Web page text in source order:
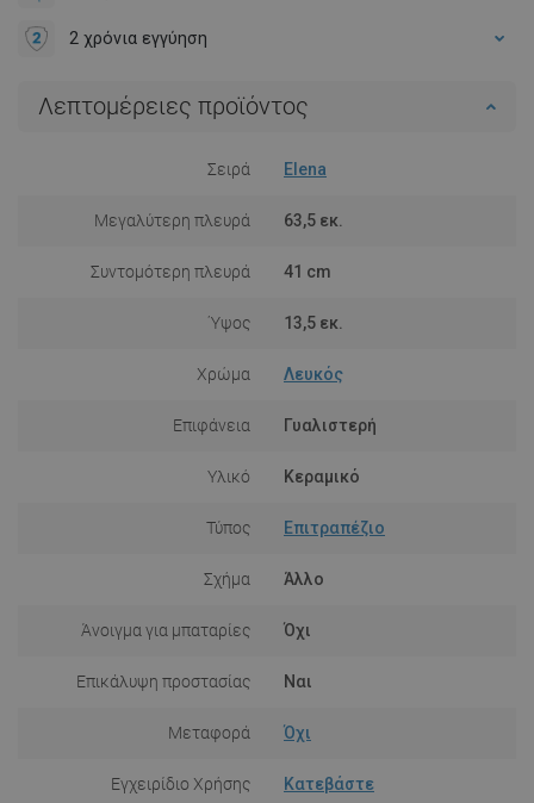
2 χρόνια εγγύηση
Λεπτομέρειες προϊόντος
Σειρά Elena
Μεγαλύτερη πλευρά 63,5 εκ.
Συντομότερη πλευρά 41 cm
Ύψος 13,5 εκ.
Χρώμα Λευκός
Επιφάνεια Γυαλιστερή
Υλικό Κεραμικό
Τύπος Επιτραπέζιο
Σχήμα Άλλο
Άνοιγμα για μπαταρίες Όχι
Επικάλυψη προστασίας Ναι
Μεταφορά Όχι
Εγχειρίδιο Χρήσης Κατεβάστε